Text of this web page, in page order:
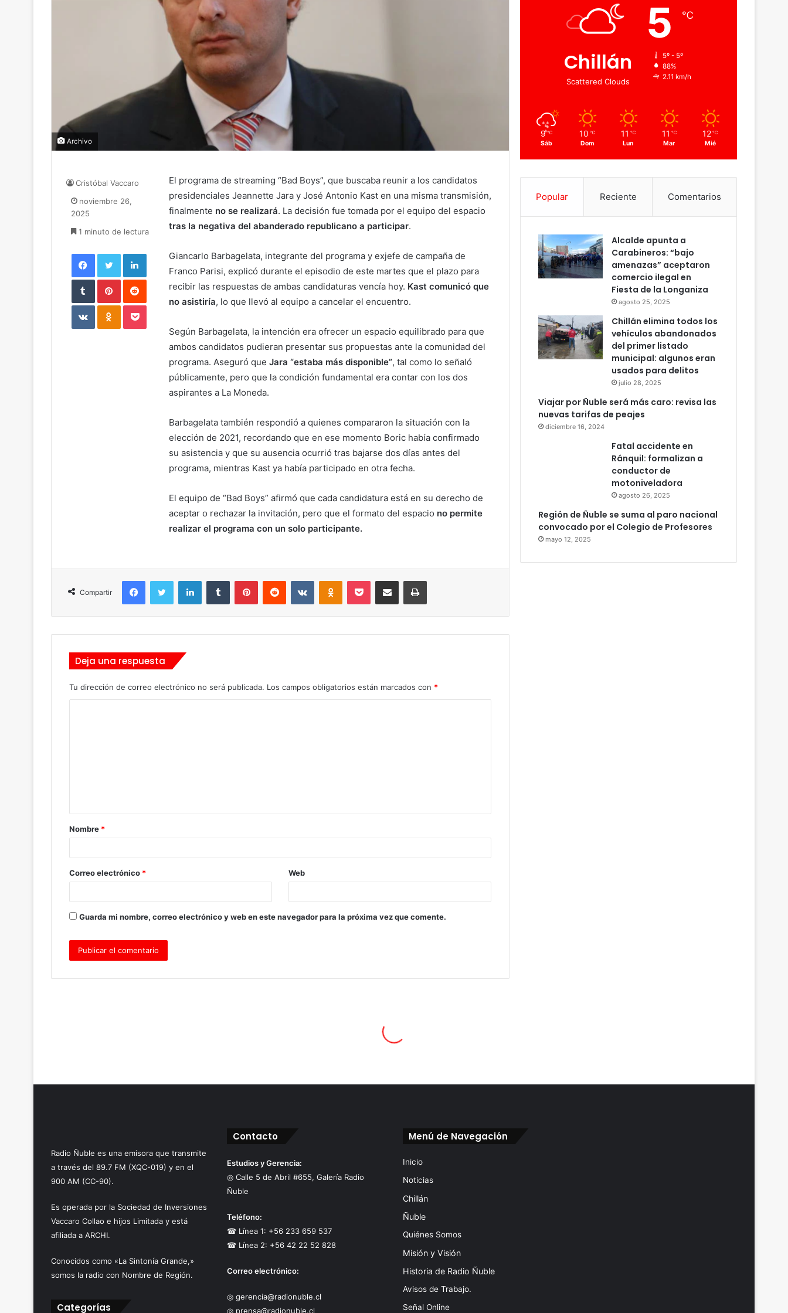
Archivo
El programa de streaming “Bad Boys”, que buscaba reunir a los candidatos
presidenciales Jeannette Jara y José Antonio Kast en una misma transmisión,
finalmente no se realizará. La decisión fue tomada por el equipo del espacio
tras la negativa del abanderado republicano a participar.
Giancarlo Barbagelata, integrante del programa y exjefe de campaña de
Franco Parisi, explicó durante el episodio de este martes que el plazo para
recibir las respuestas de ambas candidaturas vencía hoy. Kast comunicó que
no asistiría, lo que llevó al equipo a cancelar el encuentro.
Según Barbagelata, la intención era ofrecer un espacio equilibrado para que
ambos candidatos pudieran presentar sus propuestas ante la comunidad del
programa. Aseguró que Jara “estaba más disponible”, tal como lo señaló
públicamente, pero que la condición fundamental era contar con los dos
aspirantes a La Moneda.
Barbagelata también respondió a quienes compararon la situación con la
elección de 2021, recordando que en ese momento Boric había confirmado
su asistencia y que su ausencia ocurrió tras bajarse dos días antes del
programa, mientras Kast ya había participado en otra fecha.
El equipo de “Bad Boys” afirmó que cada candidatura está en su derecho de
aceptar o rechazar la invitación, pero que el formato del espacio no permite
realizar el programa con un solo participante.
Cristóbal Vaccaro
noviembre 26,
2025
1 minuto de lectura
Facebook Twitter LinkedIn
Tumblr Pinterest Reddit
VKontakte Odnoklassniki Pocket
Compartir
Deja una respuesta
Tu dirección de correo electrónico no será publicada. Los campos obligatorios están marcados con *
a
r
*
Nombre *
Correo electrónico * Web
Guarda mi nombre, correo electrónico y web en este navegador para la próxima vez que comente.
Chillán
Scattered Clouds
5 ℃
5º - 5º
88%
2.11 km/h
9 ℃
Sáb
10 ℃
Dom
11 ℃
Lun
11 ℃
Mar
12 ℃
Mié
Popular Reciente Comentarios
Alcalde apunta a
Carabineros: “bajo
amenazas” aceptaron
comercio ilegal en
Fiesta de la Longaniza
agosto 25, 2025
Chillán elimina todos los
vehículos abandonados
del primer listado
municipal: algunos eran
usados para delitos
julio 28, 2025
Viajar por Ñuble será más caro: revisa las
nuevas tarifas de peajes
diciembre 16, 2024
Fatal accidente en
Ránquil: formalizan a
conductor de
motoniveladora
agosto 26, 2025
Región de Ñuble se suma al paro nacional
convocado por el Colegio de Profesores
mayo 12, 2025
Radio Ñuble es una emisora que transmite
a través del 89.7 FM (XQC-019) y en el
900 AM (CC-90).
Es operada por la Sociedad de Inversiones
Vaccaro Collao e hijos Limitada y está
afiliada a ARCHI.
Conocidos como «La Sintonía Grande,»
somos la radio con Nombre de Región.
Categorías
Contacto
Estudios y Gerencia:
◎ Calle 5 de Abril #655, Galería Radio
Ñuble
Teléfono:
☎ Línea 1: +56 233 659 537
☎ Línea 2: +56 42 22 52 828
Correo electrónico:
◎ gerencia@radionuble.cl
◎ prensa@radionuble.cl
Menú de Navegación
Inicio
Noticias
Chillán
Ñuble
Quiénes Somos
Misión y Visión
Historia de Radio Ñuble
Avisos de Trabajo.
Señal Online